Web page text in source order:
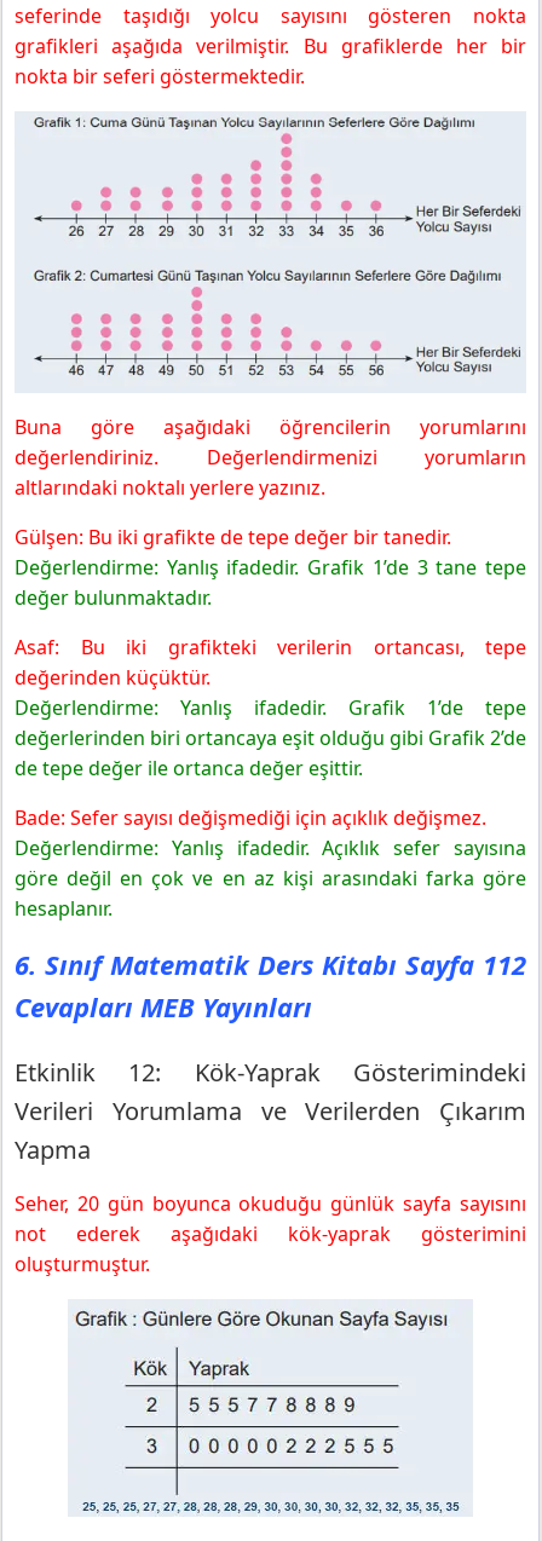
seferinde taşıdığı yolcu sayısını gösteren nokta
grafikleri aşağıda verilmiştir. Bu grafiklerde her bir
nokta bir seferi göstermektedir.
Buna göre aşağıdaki öğrencilerin yorumlarını
değerlendiriniz. Değerlendirmenizi yorumların
altlarındaki noktalı yerlere yazınız.
Gülşen: Bu iki grafikte de tepe değer bir tanedir.
Değerlendirme: Yanlış ifadedir. Grafik 1’de 3 tane tepe
değer bulunmaktadır.
Asaf: Bu iki grafikteki verilerin ortancası, tepe
değerinden küçüktür.
Değerlendirme: Yanlış ifadedir. Grafik 1’de tepe
değerlerinden biri ortancaya eşit olduğu gibi Grafik 2’de
de tepe değer ile ortanca değer eşittir.
Bade: Sefer sayısı değişmediği için açıklık değişmez.
Değerlendirme: Yanlış ifadedir. Açıklık sefer sayısına
göre değil en çok ve en az kişi arasındaki farka göre
hesaplanır.
6. Sınıf Matematik Ders Kitabı Sayfa 112
Cevapları MEB Yayınları
Etkinlik 12: Kök-Yaprak Gösterimindeki
Verileri Yorumlama ve Verilerden Çıkarım
Yapma
Seher, 20 gün boyunca okuduğu günlük sayfa sayısını
not ederek aşağıdaki kök-yaprak gösterimini
oluşturmuştur.